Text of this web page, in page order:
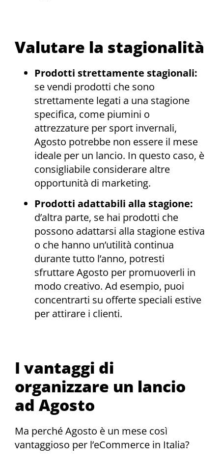
Valutare la stagionalità
Prodotti strettamente stagionali:
se vendi prodotti che sono
strettamente legati a una stagione
specifica, come piumini o
attrezzature per sport invernali,
Agosto potrebbe non essere il mese
ideale per un lancio. In questo caso, è
consigliabile considerare altre
opportunità di marketing.
Prodotti adattabili alla stagione:
d’altra parte, se hai prodotti che
possono adattarsi alla stagione estiva
o che hanno un’utilità continua
durante tutto l’anno, potresti
sfruttare Agosto per promuoverli in
modo creativo. Ad esempio, puoi
concentrarti su offerte speciali estive
per attirare i clienti.
I vantaggi di
organizzare un lancio
ad Agosto
Ma perché Agosto è un mese così
vantaggioso per l’eCommerce in Italia?